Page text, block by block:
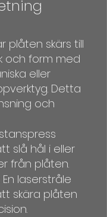
plåten skärs till
och form med
eller
Detta
och
slå hål i eller
från plåten.
laserstråle
skära plåten